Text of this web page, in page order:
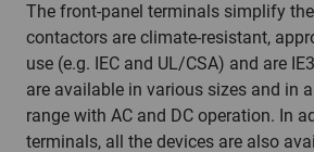
The front-panel terminals simplify
contactors are climate-resistant,
use (e.g. IEC and UL/CSA) and are
are available in various sizes and in
range with AC and DC operation. In
terminals, all the devices are also